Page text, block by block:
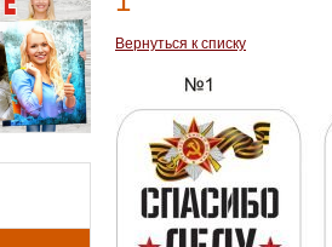
Вернуться к списку